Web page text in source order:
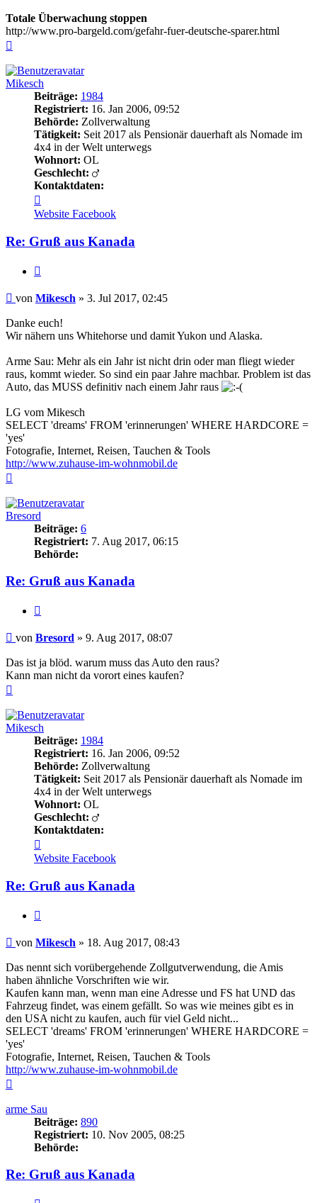
Totale Überwachung stoppen
http://www.pro-bargeld.com/gefahr-fuer-deutsche-sparer.html
Mikesch
Beiträge: 1984
Registriert: 16. Jan 2006, 09:52
Behörde: Zollverwaltung
Tätigkeit: Seit 2017 als Pensionär dauerhaft als Nomade im
4x4 in der Welt unterwegs
Wohnort: OL
Geschlecht:
Kontaktdaten:
von
Mikesch
Website Facebook
Re: Gruß aus Kanada
Beitrag
von Mikesch » 3. Jul 2017, 02:45
Danke euch!
Wir nähern uns Whitehorse und damit Yukon und Alaska.
Arme Sau: Mehr als ein Jahr ist nicht drin oder man fliegt wieder
raus, kommt wieder. So sind ein paar Jahre machbar. Problem ist das
Auto, das MUSS definitiv nach einem Jahr raus
LG vom Mikesch
SELECT 'dreams' FROM 'erinnerungen' WHERE HARDCORE =
'yes'
Fotografie, Internet, Reisen, Tauchen & Tools
http://www.zuhause-im-wohnmobil.de
Bresord
Beiträge: 6
Registriert: 7. Aug 2017, 06:15
Behörde:
Re: Gruß aus Kanada
Beitrag
von Bresord » 9. Aug 2017, 08:07
Das ist ja blöd. warum muss das Auto den raus?
Kann man nicht da vorort eines kaufen?
Mikesch
Beiträge: 1984
Registriert: 16. Jan 2006, 09:52
Behörde: Zollverwaltung
Tätigkeit: Seit 2017 als Pensionär dauerhaft als Nomade im
4x4 in der Welt unterwegs
Wohnort: OL
Geschlecht:
Kontaktdaten:
von
Mikesch
Website Facebook
Re: Gruß aus Kanada
Beitrag
von Mikesch » 18. Aug 2017, 08:43
Das nennt sich vorübergehende Zollgutverwendung, die Amis
haben ähnliche Vorschriften wie wir.
Kaufen kann man, wenn man eine Adresse und FS hat UND das
Fahrzeug findet, was einem gefällt. So was wie meines gibt es in
den USA nicht zu kaufen, auch für viel Geld nicht...
SELECT 'dreams' FROM 'erinnerungen' WHERE HARDCORE =
'yes'
Fotografie, Internet, Reisen, Tauchen & Tools
http://www.zuhause-im-wohnmobil.de
arme Sau
Beiträge: 890
Registriert: 10. Nov 2005, 08:25
Behörde:
Re: Gruß aus Kanada